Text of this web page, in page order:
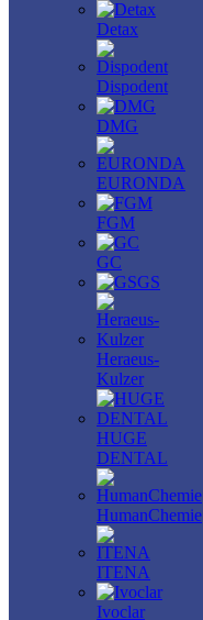
Detax
Dispodent
DMG
EURONDA
FGM
GC
GS
Heraeus-
Kulzer
HUGE
DENTAL
HumanChemie
ITENA
Ivoclar